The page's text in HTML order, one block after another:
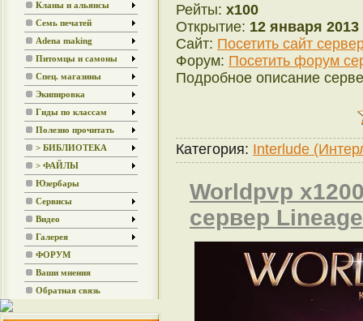
Кланы и альянсы
Семь печатей
Adena making
Питомцы и самоны
Спец. магазины
Экипировка
Гиды по классам
Полезно прочитать
> БИБЛИОТЕКА
> ФАЙЛЫ
Юзербары
Сервисы
Видео
Галерея
ФОРУМ
Ваши мнения
Обратная связь
Рейты: x100
Открытие: 12 января
Сайт: Посетить сайт
Форум: Посетить форум
Подробное описание
Категория: Interlude
Worldpvp
сервер